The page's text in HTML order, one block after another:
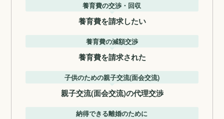
養育費の交渉・回収
養育費を請求したい
養育費の減額交渉
養育費を請求された
子供のための親子交流(面会交流)
親子交流(面会交流)の代理交渉
納得できる離婚のために